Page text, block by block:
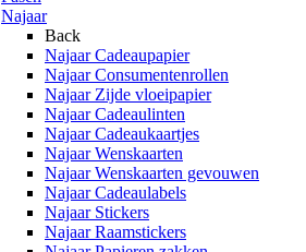
Najaar
Back
Najaar Cadeaupapier
Najaar Consumentenrollen
Najaar Zijde vloeipapier
Najaar Cadeaulinten
Najaar Cadeaukaartjes
Najaar Wenskaarten
Najaar Wenskaarten gevouwen
Najaar Cadeaulabels
Najaar Stickers
Najaar Raamstickers